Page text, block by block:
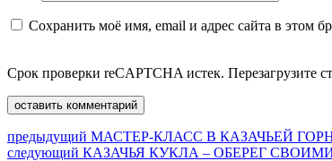
Сохранить моё имя, email и адрес сайта в этом
Срок проверки reCAPTCHA истек. Перезагрузите
Навигация
предыдущий Предыдущая
запись:
МАСТЕР-КЛАСС В КАЗАЧЬЕЙ
следующий Следующая
КАЗАЧЬЯ КУКЛА – ОБЕРЕГ